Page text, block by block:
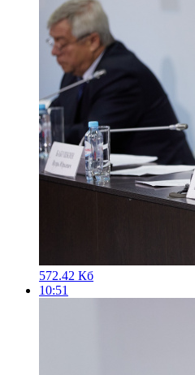
572.42 Кб
10:51